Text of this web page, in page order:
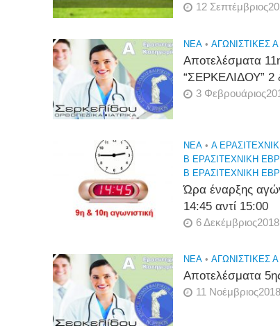
12
NEA • ΑΓΩΝΙΣΤΙΚΕΣ
Αποτελέσματα
“ΣΕΡΚΕΛΙΔΟΥ” 2
3
NEA • Α
Β ΕΡΑΣΙΤΕΧΝΙΚΉ
Β ΕΡΑΣΙΤΕΧΝΙΚΉ
Ώρα έναρξης
14:45 αντί 15:00
6 Δεκέμβριος2018
NEA • ΑΓΩΝΙΣΤΙΚΕΣ
Αποτελέσματα
11 Νοέμβριος2018